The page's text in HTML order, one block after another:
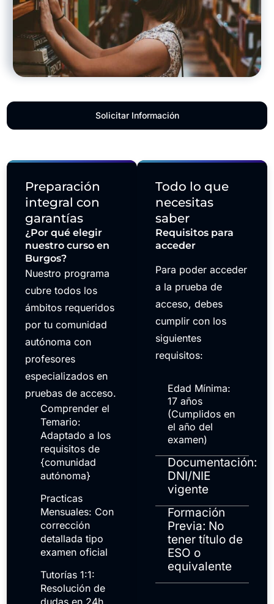
Preparación
integral con
garantías
¿Por qué elegir
nuestro curso en
Burgos?
Nuestro programa
cubre todos los
ámbitos requeridos
por tu comunidad
autónoma con
profesores
especializados en
pruebas de acceso.
Comprender el
Temario:
Adaptado a los
requisitos de
{comunidad
autónoma}
Practicas
Mensuales: Con
corrección
detallada tipo
examen oficial
Tutorías 1:1:
Resolución de
dudas en 24h
Todo lo que
necesitas
saber
Requisitos para
acceder
Para poder acceder
a la prueba de
acceso, debes
cumplir con los
siguientes
requisitos:
Edad Mínima:
17 años
(Cumplidos en
el año del
examen)
Documentación:
DNI/NIE
vigente
Formación
Previa: No
tener título de
ESO o
equivalente
Solicitar Información